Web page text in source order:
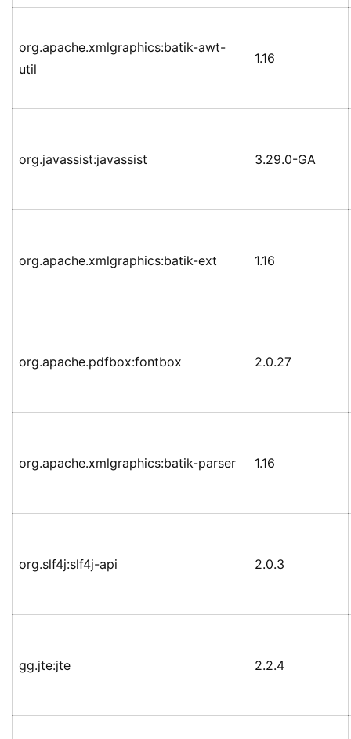
org.apache.xmlgraphics:batik-awt-
util
1.16
org.javassist:javassist 3.29.0-GA
org.apache.xmlgraphics:batik-ext 1.16
org.apache.pdfbox:fontbox 2.0.27
org.apache.xmlgraphics:batik-parser 1.16
org.slf4j:slf4j-api 2.0.3
gg.jte:jte 2.2.4